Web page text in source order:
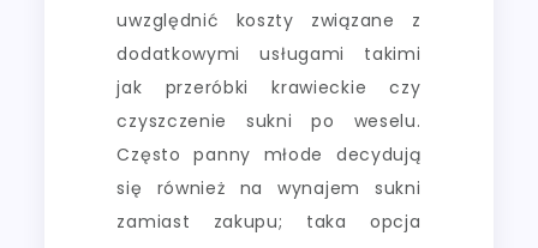
uwzględnić koszty związane z
dodatkowymi usługami takimi
jak przeróbki krawieckie czy
czyszczenie sukni po weselu.
Często panny młode decydują
się również na wynajem sukni
zamiast zakupu; taka opcja